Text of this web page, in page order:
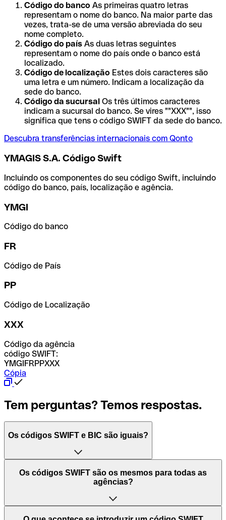
Código do banco As primeiras quatro letras
representam o nome do banco. Na maior parte das
vezes, trata-se de uma versão abreviada do seu
nome completo.
Código do país As duas letras seguintes
representam o nome do país onde o banco está
localizado.
Código de localização Estes dois caracteres são
uma letra e um número. Indicam a localização da
sede do banco.
Código da sucursal Os três últimos caracteres
indicam a sucursal do banco. Se vires ""XXX"", isso
significa que tens o código SWIFT da sede do banco.
Descubra transferências internacionais com Qonto
YMAGIS S.A. Código Swift
Incluindo os componentes do seu código Swift, incluindo
código do banco, país, localização e agência.
YMGI
Código do banco
FR
Código de País
PP
Código de Localização
XXX
Código da agência
código SWIFT:
YMGIFRPPXXX
Cópia
Tem perguntas? Temos respostas.
Os códigos SWIFT e BIC são iguais?
O acrónimo SWIFT significa "Society for Worldwide
Interbank Financial Telecommunication (Sociedade para
Mundiais)". Trata-se de uma rede mundial onde se
processam pagamentos entre países. Por outro lado, BIC
Os códigos SWIFT são os mesmos para todas as
agências?